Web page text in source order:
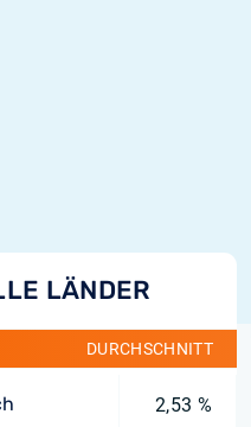
LÄNDER
DURCHSCHNITT
2,53 %